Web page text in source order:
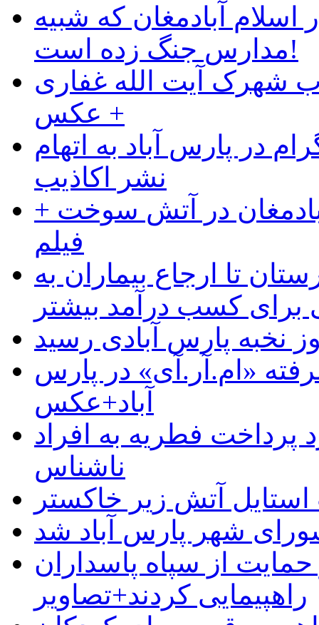
آبادمغان که شبیه
مدارس جنگ زده است!
شهرک آیت الله غفاری
+ عکس
در پارس آباد به اتهام
نشر اکاذیب
در آتش سوخت +
فیلم
تا ارجاع بیماران به
کسب درآمد بیشتر
نخبه پارس آبادی رسید
«ام.آر.آی» در پارس
آباد+عکس
پرداخت فطریه به افراد
ناشناس
آتش زیر خاکستر
شهر پارس آباد شد
از سپاه پاسداران
راهپیمایی کردند+تصاویر